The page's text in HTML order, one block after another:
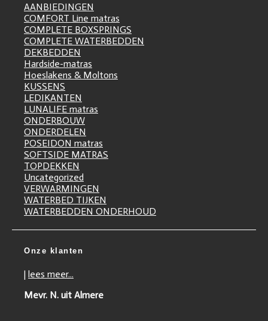
AANBIEDINGEN
COMFORT Line matras
COMPLETE BOXSPRINGS
COMPLETE WATERBEDDEN
DEKBEDDEN
Hardside-matras
Hoeslakens & Moltons
KUSSENS
LEDIKANTEN
LUNALIFE matras
ONDERBOUW
ONDERDELEN
POSEIDON matras
SOFTSIDE MATRAS
TOPDEKKEN
Uncategorized
VERWARMINGEN
WATERBED TIJKEN
WATERBEDDEN ONDERHOUD
Onze klanten
| lees meer...
Mevr. N. uit Almere